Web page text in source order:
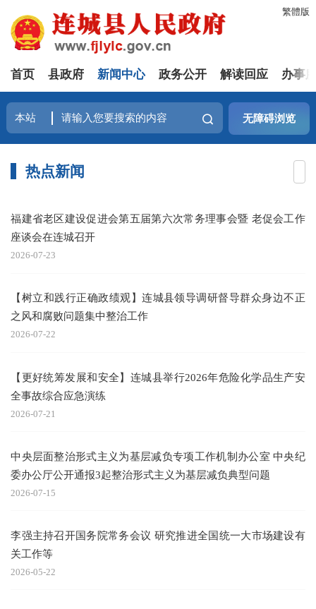
繁體版
首页 县政府 新闻中心 政务公开 解读回应 办事
无障碍浏览
热点新闻
福建省老区建设促进会第五届第六次常务理事会暨 老促会工作
座谈会在连城召开
2026-07-23
【树立和践行正确政绩观】连城县领导调研督导群众身边不正
之风和腐败问题集中整治工作
2026-07-22
【更好统筹发展和安全】连城县举行2026年危险化学品生产安
全事故综合应急演练
2026-07-21
中央层面整治形式主义为基层减负专项工作机制办公室 中央纪
委办公厅公开通报3起整治形式主义为基层减负典型问题
2026-07-15
李强主持召开国务院常务会议 研究推进全国统一大市场建设有
关工作等
2026-05-22